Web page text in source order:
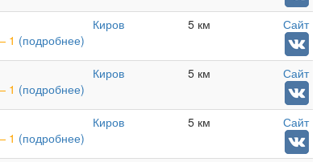
1 (подробнее)
Киров 5 км Сайт
1 (подробнее)
Киров 5 км Сайт
1 (подробнее)
Киров 5 км Сайт